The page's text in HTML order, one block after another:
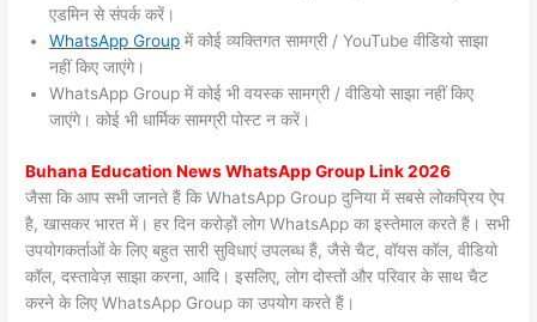
एडमिन से संपर्क करें।
WhatsApp Group में कोई व्यक्तिगत सामग्री / YouTube वीडियो साझा
नहीं किए जाएंगे।
WhatsApp Group में कोई भी वयस्क सामग्री / वीडियो साझा नहीं किए
जाएंगे। कोई भी धार्मिक सामग्री पोस्ट न करें।
BuhanaEducation News WhatsApp Group Link 2026
जैसा कि आप सभी जानते हैं कि WhatsApp Group दुनिया में सबसे लोकप्रिय ऐप
है, खासकर भारत में। हर दिन करोड़ों लोग WhatsApp का इस्तेमाल करते हैं। सभी
उपयोगकर्ताओं के लिए बहुत सारी सुविधाएं उपलब्ध हैं, जैसे चैट, वॉयस कॉल, वीडियो
कॉल, दस्तावेज़ साझा करना, आदि। इसलिए, लोग दोस्तों और परिवार के साथ चैट
करने के लिए WhatsApp Group का उपयोग करते हैं।